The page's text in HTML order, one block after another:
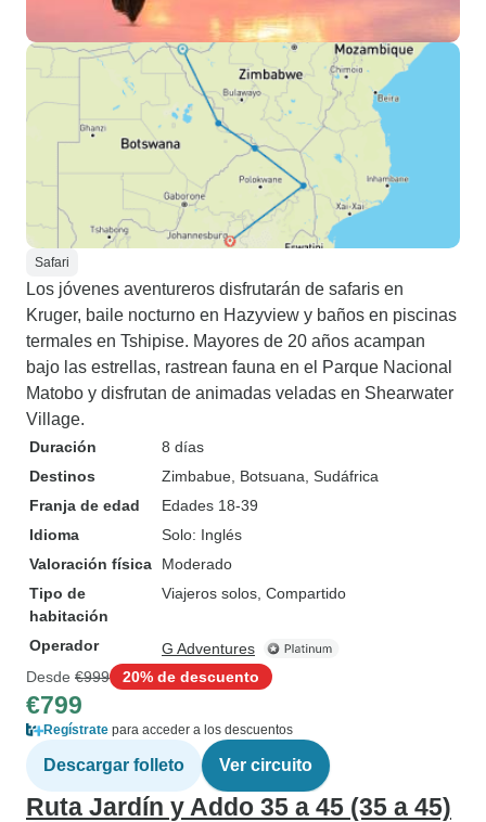
Safari
Los jóvenes aventureros disfrutarán de safaris en
Kruger, baile nocturno en Hazyview y baños en piscinas
termales en Tshipise. Mayores de 20 años acampan
bajo las estrellas, rastrean fauna en el Parque Nacional
Matobo y disfrutan de animadas veladas en Shearwater
Village.
Duración
8 días
Destinos
Zimbabue , Botsuana , Sudáfrica
Franja de edad
Edades 18-39
Idioma
Solo: Inglés
Valoración física
Moderado
Tipo de
habitación
Viajeros solos, Compartido
Operador
G Adventures
Desde €999 20% de descuento
€799
Regístrate para acceder a los descuentos
Descargar folleto Ver circuito
Ruta Jardín y Addo 35 a 45 (35 a 45)